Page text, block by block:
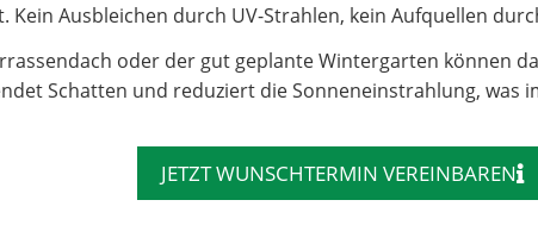
Kein Ausbleichen durch UV-Strahlen, kein Aufquellen
oder der gut geplante Wintergarten können
Schatten und reduziert die Sonneneinstrahlung, was
JETZT WUNSCHTERMIN VEREINBAREN